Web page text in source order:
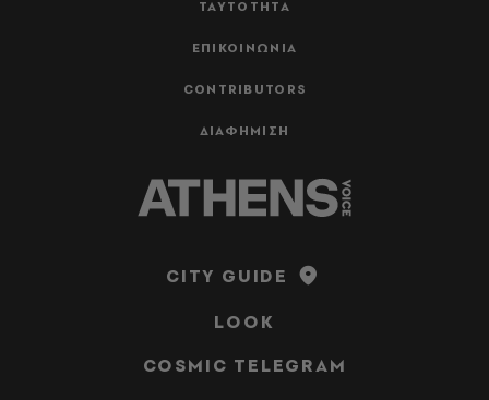
ΤΑΥΤΟΤΗΤΑ
ΕΠΙΚΟΙΝΩΝΙΑ
CONTRIBUTORS
ΔΙΑΦΗΜΙΣΗ
CITY GUIDE
LOOK
COSMIC TELEGRAM